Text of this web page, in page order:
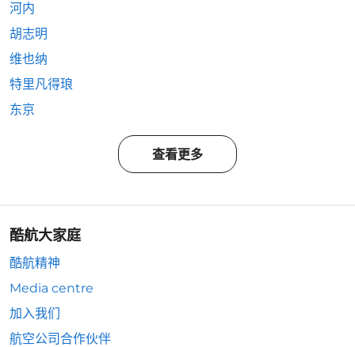
河内
胡志明
维也纳
特里凡得琅
东京
查看更多
酷航大家庭
酷航精神
Media centre
加入我们
航空公司合作伙伴